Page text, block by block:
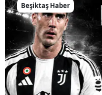
Beşiktaş Haber